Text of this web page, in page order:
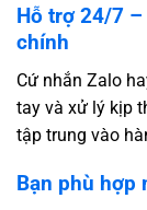
Hỗ trợ 24/7
chính
Cứ nhắn Zalo
tay và xử lý kịp
tập trung vào
Bạn phù hợp